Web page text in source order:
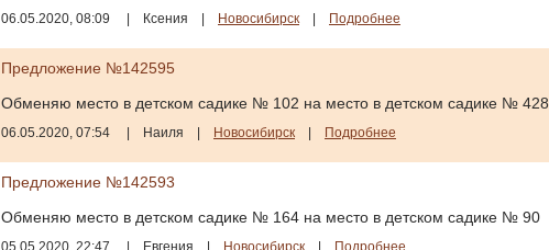
06.05.2020, 08:09 Ксения Новосибирск Подробнее
Предложение №142595
Обменяю место в детском садике № 102 на место в детском садике № 428
06.05.2020, 07:54 Наиля Новосибирск Подробнее
Предложение №142593
Обменяю место в детском садике № 164 на место в детском садике № 90